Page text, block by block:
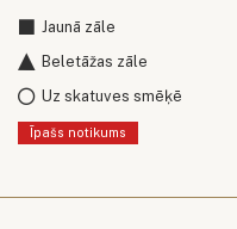
Jaunā zāle
Beletāžas zāle
Uz skatuves smēķē
Īpašs notikums